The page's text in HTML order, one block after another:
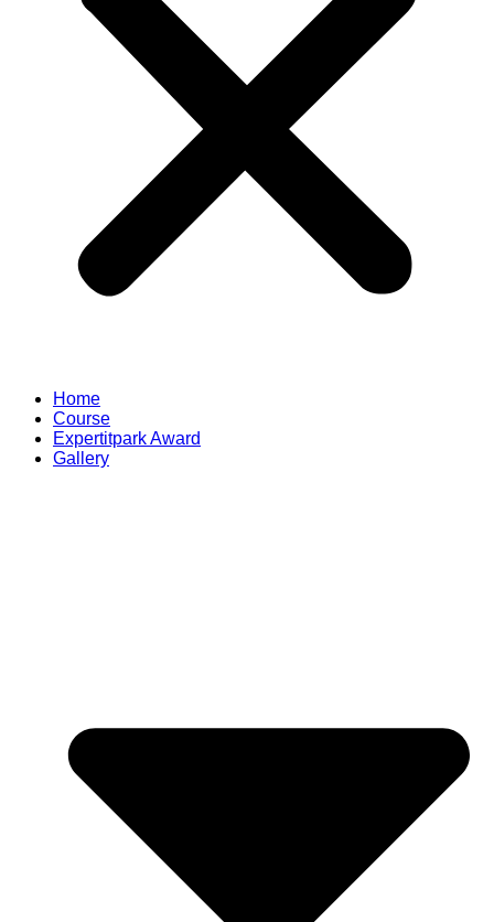
Home
Course
Expertitpark Award
Gallery